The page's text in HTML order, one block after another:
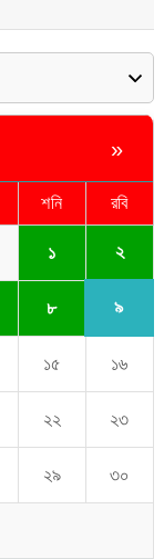
»
শনি রবি
১ ২
৮ ৯
১৫ ১৬
২২ ২৩
২৯ ৩০